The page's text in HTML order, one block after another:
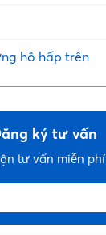
hô hấp trên
ký tư vấn
tư vấn miễn phí